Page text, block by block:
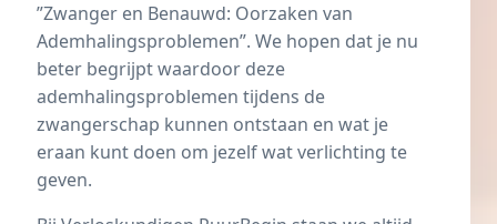
”Zwanger en Benauwd: Oorzaken van
Ademhalingsproblemen”. We hopen dat je nu
beter begrijpt waardoor deze
ademhalingsproblemen tijdens de
zwangerschap kunnen ontstaan en wat je
eraan kunt doen om jezelf wat verlichting te
geven.